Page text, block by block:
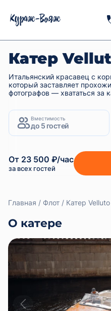
Катер
Итальянский красавец с
который заставляет
фотографов — хвататься за
Вместимость
до 5 гостей
От 23 500 ₽/час
за всех гостей
Главная Флот Катер
О катере